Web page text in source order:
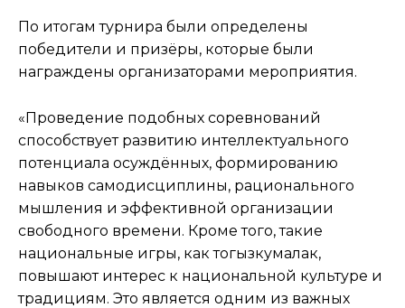
По итогам турнира были определены
победители и призёры, которые были
награждены организаторами мероприятия.
«Проведение подобных соревнований
способствует развитию интеллектуального
потенциала осуждённых, формированию
навыков самодисциплины, рационального
мышления и эффективной организации
свободного времени. Кроме того, такие
национальные игры, как тогызкумалак,
повышают интерес к национальной культуре и
традициям. Это является одним из важных